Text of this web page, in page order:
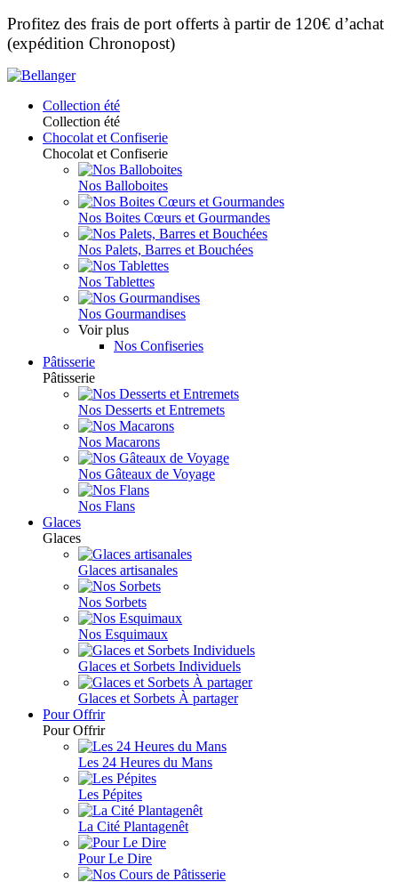
Profitez des frais de port offerts à partir de 120€ d’achat
(expédition Chronopost)
Collection été
Collection été
Chocolat et Confiserie
Chocolat et Confiserie
Nos Balloboites
Nos Boites Cœurs et Gourmandes
Nos Palets, Barres et Bouchées
Nos Tablettes
Nos Gourmandises
Voir plus
Nos Confiseries
Pâtisserie
Pâtisserie
Nos Desserts et Entremets
Nos Macarons
Nos Gâteaux de Voyage
Nos Flans
Glaces
Glaces
Glaces artisanales
Nos Sorbets
Nos Esquimaux
Glaces et Sorbets Individuels
Glaces et Sorbets À partager
Pour Offrir
Pour Offrir
Les 24 Heures du Mans
Les Pépites
La Cité Plantagenêt
Pour Le Dire